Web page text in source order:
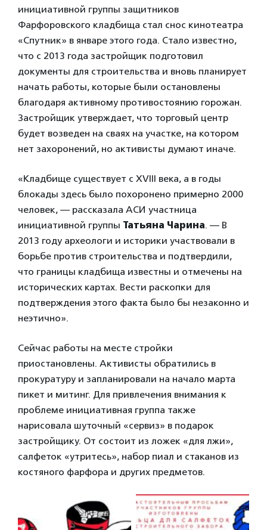
инициативной группы защитников
Фарфоровского кладбища стал снос кинотеатра
«Спутник» в январе этого года. Стало известно,
что с 2013 года застройщик подготовил
документы для строительства и вновь планирует
начать работы, которые были остановлены
благодаря активному противостоянию горожан.
Застройщик утверждает, что торговый центр
будет возведен на сваях на участке, на котором
нет захоронений, но активисты думают иначе.
«Кладбище существует с XVIII века, а в годы
блокады здесь было похоронено примерно 2000
человек, — рассказала АСИ участница
инициативной группы Татьяна Чарина. — В
2013 году археологи и историки участвовали в
борьбе против строительства и подтвердили,
что границы кладбища известны и отмечены на
исторических картах. Вести раскопки для
подтверждения этого факта было бы незаконно и
неэтично».
Сейчас работы на месте стройки
приостановлены. Активисты обратились в
прокуратуру и запланировали на начало марта
пикет и митинг. Для привлечения внимания к
проблеме инициативная группа также
нарисовала шуточный «сервиз» в подарок
застройщику. От состоит из ложек «для лжи»,
салфеток «утритесь», набор пиал и стаканов из
костяного фарфора и других предметов.